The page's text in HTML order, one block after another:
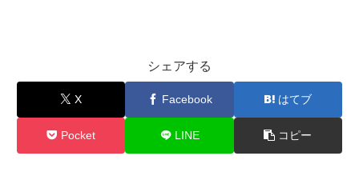
シェアする
X Facebook はてブ
Pocket LINE コピー